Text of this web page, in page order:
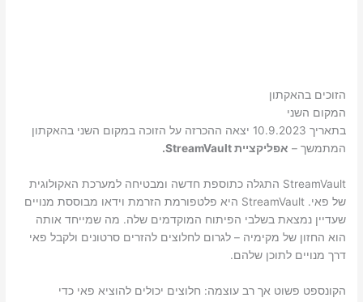
הזוכים בהאקתון
המקום השני
בתאריך 10.9.2023 יצאה ההכרזה על הזוכה במקום השני בהאקתון
המתמשך – אפליקציית StreamVault.
StreamVault התגלה כתוספת חדשה ומבטיחה למערכת האקולוגית
של פאי. StreamVault היא פלטפורמת הזרמת וידאו מבוססת מנויים
שעדיין נמצאת בשלבי הפיתוח המוקדמים שלה. מה שמייחד אותה
הוא החזון של מקימיה – לגרום לחלוצים להזרים סרטונים ולקבל פאי
דרך מנויים לתוכן שלהם.
הקונספט פשוט אך רב עוצמה: חלוצים יכולים להוציא פאי כדי